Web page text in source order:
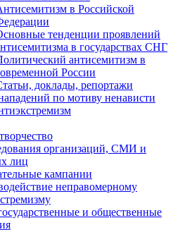
в Российской
тенденции проявлений
в государствах СНГ
антисемитизм в
России
доклады, репортажи
по мотиву ненависти
организаций, СМИ и
лиц
кампании
неправомерному
и общественные